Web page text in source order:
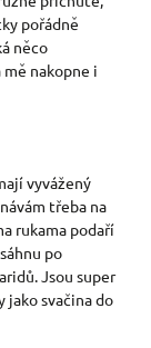
pořádně
něco
nakopne i
vyvážený
třeba na
rukama podaří
po
Jsou super
jako svačina do